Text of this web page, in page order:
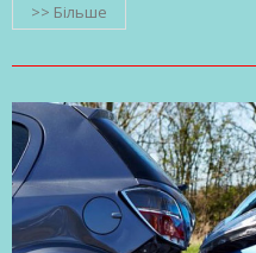
>> Більше